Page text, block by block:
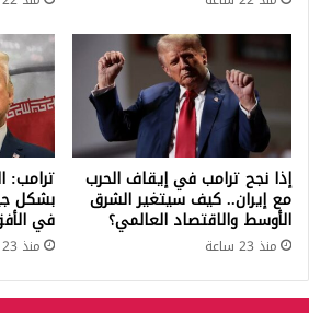
إذا نجح ترامب في إيقاف الحرب
مع إيران.. كيف سيتغير الشرق
الأوسط والاقتصاد العالمي؟
منذ 23 ساعة
ترامب:
بشكل
في
منذ 23 ساعة